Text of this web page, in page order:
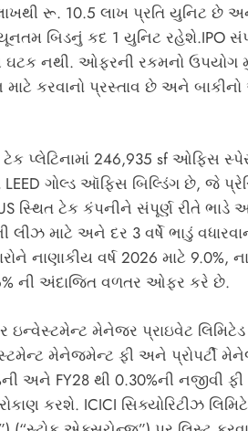
રૂ. 10.5 લાખ પ્રતિ યુનિટ છે
બિડનું કદ 1 યુનિટ રહેશે.IPO
નથી. ઓફરની રકમનો ઉપયોગ
કરવાનો પ્રસ્તાવ છે અને
ટેક પ્લેટિનામાં 246,935 sf
LEED ગોલ્ડ ઑફિસ બિલ્ડિંગ છે, જે
ટેક કંપનીને સંપૂર્ણ રીતે ભાડે
લીઝ માટે અને દર 3 વર્ષે ભાડું
નાણાકીય વર્ષ 2026 માટે 9.0%,
ની અંદાજિત વળતર ઓફર કરે છે.
મેનેજર પ્રાઇવેટ
મેનેજમેન્ટ ફી અને પ્રોપર્ટી
અને FY28 થી 0.30%ની નજીવી
કરશે. ICICI સિક્યોરિટીઝ